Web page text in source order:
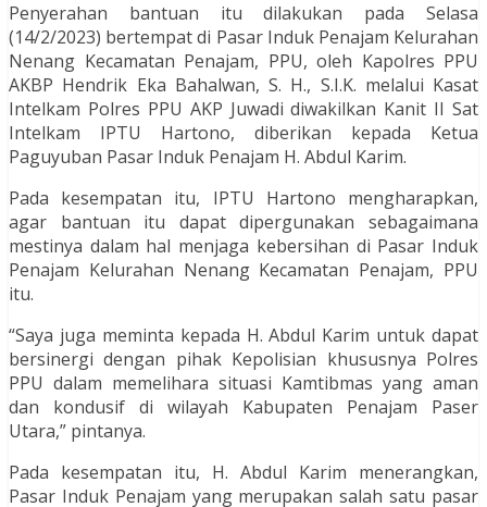
Penyerahan bantuan itu dilakukan pada Selasa
(14/2/2023) bertempat di Pasar Induk Penajam Kelurahan
Nenang Kecamatan Penajam, PPU, oleh Kapolres PPU
AKBP Hendrik Eka Bahalwan, S. H., S.I.K. melalui Kasat
Intelkam Polres PPU AKP Juwadi diwakilkan Kanit II Sat
Intelkam IPTU Hartono, diberikan kepada Ketua
Paguyuban Pasar Induk Penajam H. Abdul Karim.
Pada kesempatan itu, IPTU Hartono mengharapkan,
agar bantuan itu dapat dipergunakan sebagaimana
mestinya dalam hal menjaga kebersihan di Pasar Induk
Penajam Kelurahan Nenang Kecamatan Penajam, PPU
itu.
“Saya juga meminta kepada H. Abdul Karim untuk dapat
bersinergi dengan pihak Kepolisian khususnya Polres
PPU dalam memelihara situasi Kamtibmas yang aman
dan kondusif di wilayah Kabupaten Penajam Paser
Utara,” pintanya.
Pada kesempatan itu, H. Abdul Karim menerangkan,
Pasar Induk Penajam yang merupakan salah satu pasar